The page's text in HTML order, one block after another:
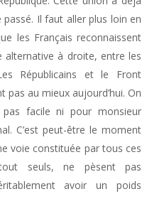
Il faut aller plus loin en
les Français reconnaissent
alternative à droite, entre les
Républicains et le Front
au mieux aujourd’hui. On
facile ni pour monsieur
C’est peut-être le moment
voie constituée par tous ces
seuls, ne pèsent pas
avoir un poids